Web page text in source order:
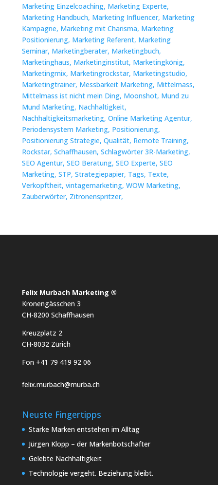
Marketing Einzelcoaching, Marketing Experte,
Marketing Handbuch, Marketing Influencer, Marketing
Kampagne, Marketing mit Charisma, Marketing
Positionierung, Marketing Referent, Marketing
Seminar, Marketingberater, Marketingbuch,
Marketinghaus, Marketinginstitut, Marketingkönig,
Marketingmix, Marketingrockstar, Marketingstudio,
Marketingtrainer, Messbarkeit Marketing, Mittelmass,
Mittelmass ist nicht mein Ding, Moonshot, Mund zu
Mund Marketing, Nachhaltigkeit,
Nachhaltigkeitsmarketing, Online Marketing Agentur,
Periodensystem Marketing, Positionierung,
Positionierung Strategie, Qualität, Remote Training,
Rockstar, Schaffhausen, Schlagwörter 3R-Marketing,
SEO Agentur, SEO Beratung, SEO Experte, SEO
Marketing, STP, Strategiepapier, Tags, Texte,
Verkopftheit, vintagemarketing, WOW Marketing,
Zauberwörter, Zitronenspritzer,
Felix Murbach Marketing ®
Kronengässchen 3
CH-8200 Schaffhausen
Kreuzplatz 2
CH-8032 Zürich
Fon +41 79 419 92 06
felix.murbach@murba.ch
Neuste Fingertipps
Starke Marken entstehen im Alltag
Jürgen Klopp – der Markenbotschafter
Gelebte Nachhaltigkeit
Technologie vergeht. Beziehung bleibt.